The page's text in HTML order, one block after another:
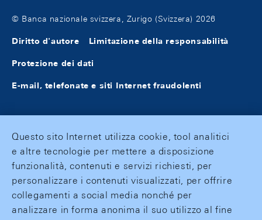
© Banca nazionale svizzera, Zurigo (Svizzera) 2026
Diritto d'autore Limitazione della responsabilità
Protezione dei dati
E-mail, telefonate e siti Internet fraudolenti
Questo sito Internet utilizza cookie, tool analitici
e altre tecnologie per mettere a disposizione
funzionalità, contenuti e servizi richiesti, per
personalizzare i contenuti visualizzati, per offrire
collegamenti a social media nonché per
analizzare in forma anonima il suo utilizzo al fine